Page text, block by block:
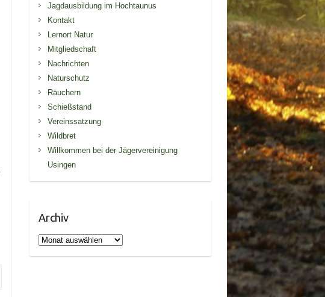
Jagdausbildung im Hochtaunus
Kontakt
Lernort Natur
Mitgliedschaft
Nachrichten
Naturschutz
Räuchern
Schießstand
Vereinssatzung
Wildbret
Willkommen bei der Jägervereinigung
Usingen
Archiv
Archiv